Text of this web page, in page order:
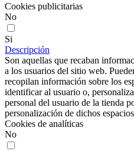
Cookies publicitarias
No
Si
Descripción
Son aquellas que recaban
a los usuarios del sitio web.
recopilan información sobre los
identificar al usuario o,
personal del usuario de la tienda
personalización de dichos
Cookies de analíticas
No